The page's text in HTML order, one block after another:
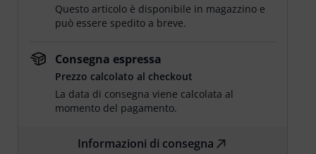
Questo articolo è disponibile in magazzino e
può essere spedito a breve.
Consegna espressa
Prezzo calcolato al checkout
La data di consegna viene calcolata al
momento del pagamento.
Informazioni di consegna